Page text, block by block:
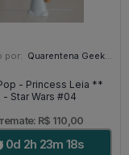
por: Quarentena Geek Store - SP
- Princess Leia **
Raro ** - Star Wars #04
R$ 110,00
0d 2h 23m 16s